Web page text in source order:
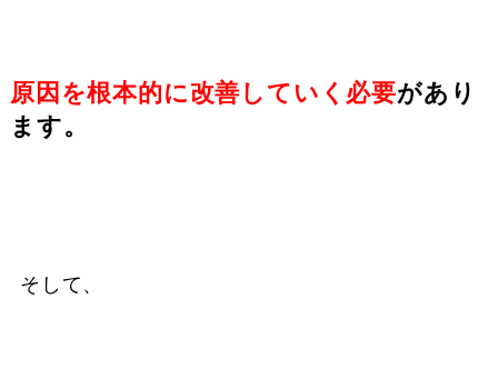
原因を根本的に改善していく必要があり
ます。
そして、